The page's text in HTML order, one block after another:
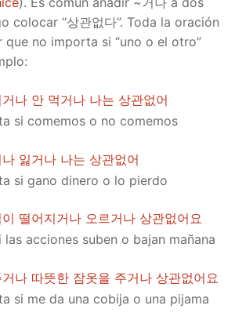
colocar “상관없다”. Toda la oración
que no importa si “uno o el otro”
나 안 먹거나 나는 상관없어
si comemos o no comemos
잃거나 나는 상관없어
si gano dinero o lo pierdo
떨어지거나 오르거나 상관없어요
acciones suben o bajan mañana
나 따뜻한 잠옷을 주거나 상관없어요
si me da una cobija o una pijama